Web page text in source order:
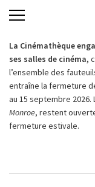
La Cinémathèque
ses salles de cinéma,
l’ensemble des
entraîne la fermeture
au 15 septembre
Monroe, restent
fermeture estivale.